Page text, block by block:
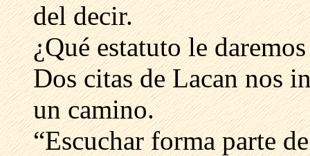
del decir.
¿Qué estatuto le
Dos citas de Lacan nos
un camino.
“Escuchar forma parte